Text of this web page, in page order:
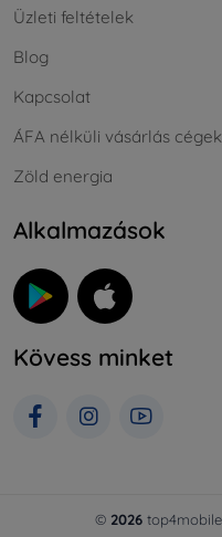
Üzleti feltételek
Blog
Kapcsolat
ÁFA nélküli vásárlás
Zöld energia
Alkalmazások
Kövess minket
© 2026